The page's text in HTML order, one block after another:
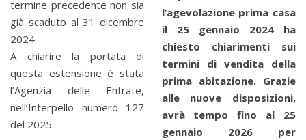
termine precedente non sia
già scaduto al 31 dicembre
2024.
A chiarire la portata di
questa estensione è stata
l’Agenzia delle Entrate,
nell’Interpello numero 127
del 2025.
l’agevolazione prima casa
il 25 gennaio 2024 ha
chiesto chiarimenti sui
termini di vendita della
prima abitazione. Grazie
alle nuove disposizioni,
avrà tempo fino al 25
gennaio 2026 per